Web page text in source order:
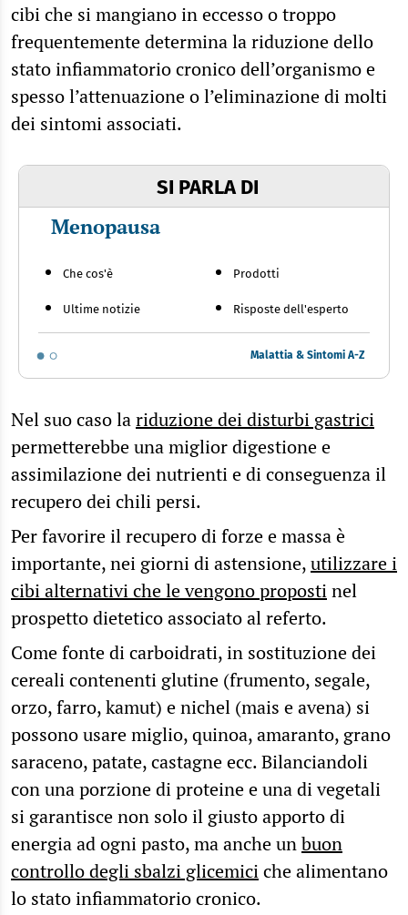
cibi che si mangiano in eccesso o troppo
frequentemente determina la riduzione dello
stato infiammatorio cronico dell’organismo e
spesso l’attenuazione o l’eliminazione di molti
dei sintomi associati.
SI PARLA DI
Menopausa
Che cos'è
Ultime notizie
Prodotti
Risposte dell'esperto
Malattia & Sintomi A-Z
Nel suo caso lariduzione dei disturbi gastrici
permetterebbe una miglior digestione e
assimilazione dei nutrienti e di conseguenza il
recupero dei chili persi.
Per favorire il recupero di forze e massa è
importante, nei giorni di astensione,utilizzare i
cibi alternativi che le vengono propostinel
prospetto dietetico associato al referto.
Come fonte di carboidrati, in sostituzione dei
cereali contenenti glutine (frumento, segale,
orzo, farro, kamut) e nichel (mais e avena) si
possono usare miglio, quinoa, amaranto, grano
saraceno, patate, castagne ecc. Bilanciandoli
con una porzione di proteine e una di vegetali
si garantisce non solo il giusto apporto di
energia ad ogni pasto, ma anche unbuon
controllo degli sbalzi glicemiciche alimentano
lo stato infiammatorio cronico.